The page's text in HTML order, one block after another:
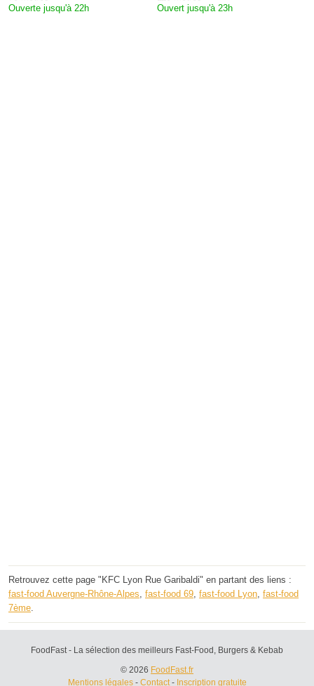
Ouverte jusqu'à 22h
Ouvert jusqu'à 23h
Retrouvez cette page "KFC Lyon Rue Garibaldi" en partant des liens :
fast-food Auvergne-Rhône-Alpes, fast-food 69, fast-food Lyon, fast-food
7ème.
FoodFast - La sélection des meilleurs Fast-Food, Burgers & Kebab
© 2026 FoodFast.fr
Mentions légales- Contact- Inscription gratuite